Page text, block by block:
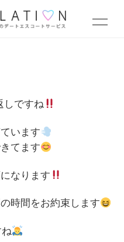
しですね
います
てます
なります
時間をお約束します